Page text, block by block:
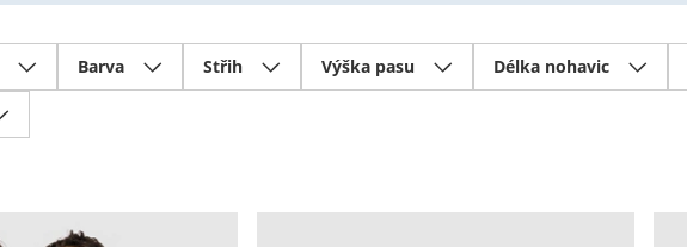
Barva Střih Výška pasu Délka nohavic